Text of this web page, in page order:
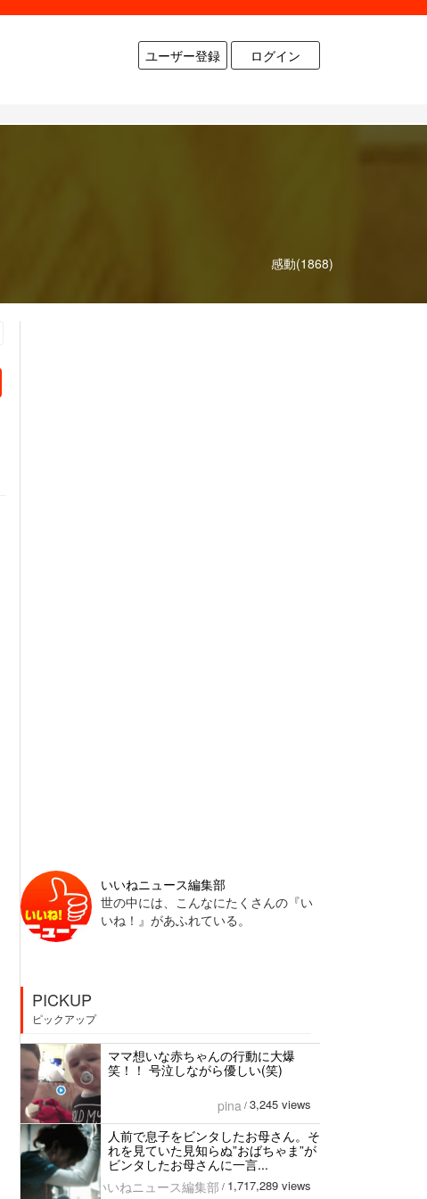
ユーザー登録 ログイン
感動(1868)
いいねニュース編集部
世の中には、こんなにたくさんの『い
いね！』があふれている。
PICKUP
ピックアップ
ママ想いな赤ちゃんの行動に大爆
笑！！ 号泣しながら優しい(笑)
pina / 3,245 views
人前で息子をビンタしたお母さん。そ
れを見ていた見知らぬ”おばちゃま”が
ビンタしたお母さんに一言...
いいねニュース編集部 / 1,717,289 views